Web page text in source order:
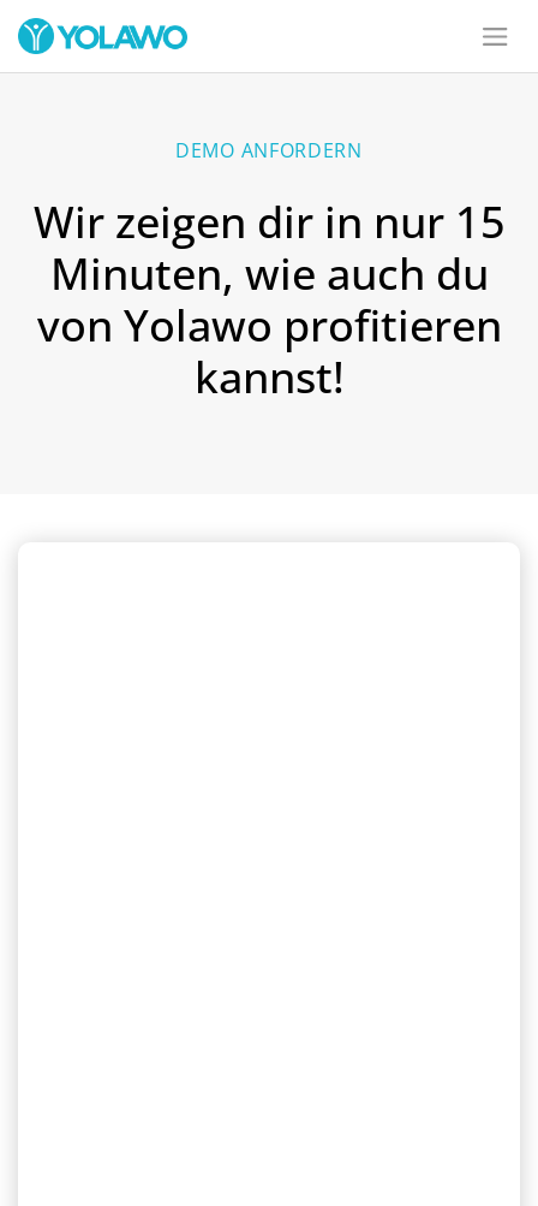
DEMO ANFORDERN
Wir zeigen dir in nur 15
Minuten, wie auch du
von Yolawo profitieren
kannst!